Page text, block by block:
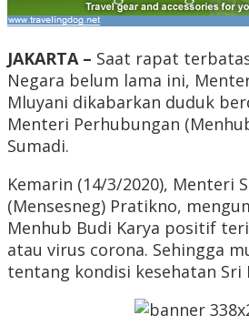
JAKARTA – Saat rapat
Negara belum lama ini,
Mluyani dikabarkan duduk
Menteri Perhubungan
Sumadi.
Kemarin (14/3/2020), Menteri
(Mensesneg) Pratikno,
Menhub Budi Karya positif
atau virus corona. Sehingga
tentang kondisi kesehatan Sri